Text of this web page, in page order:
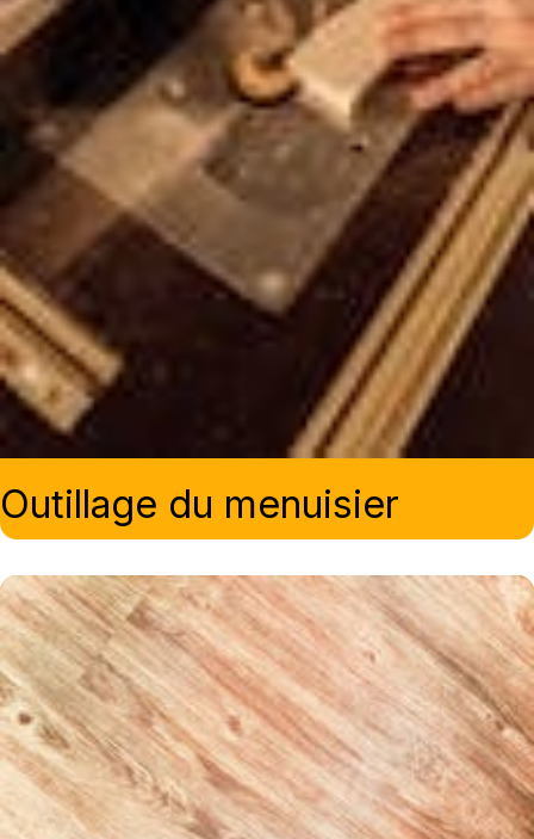
Outillage du menuisier